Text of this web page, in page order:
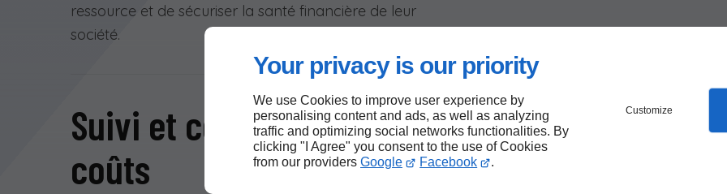
Your privacy is our priority
We use Cookies to improve user experience by
personalising content and ads, as well as analyzing
traffic and optimizing social networks functionalities. By
clicking "I Agree" you consent to the use of Cookies
from our providers Google Facebook .
Customize
ressource et de sécuriser la santé financière de leur
société.
Suivi et contrôle des
coûts